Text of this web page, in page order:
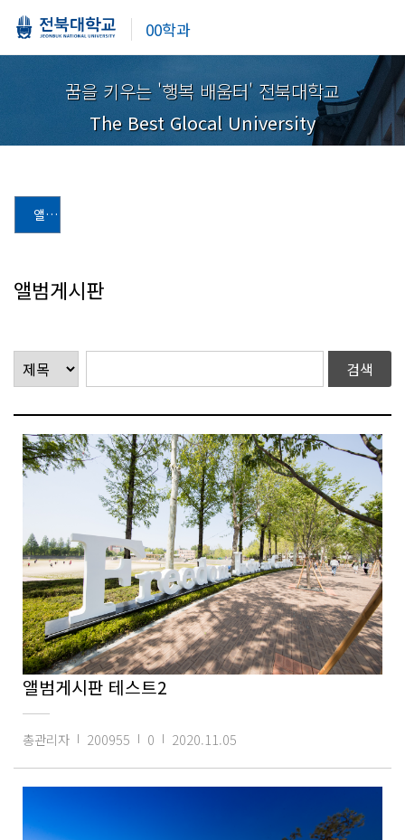
00학과
꿈을 키우는 '행복 배움터' 전북대학교
The Best Glocal University
앨범게시판
앨범게시판
앨범게시판 테스트2
총관리자 200955 0 2020.11.05